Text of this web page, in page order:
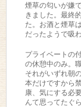
煙草の匂いが嫌
きました。最終
た。お酒と煙草
だったようで吸
プライベートの
の休憩中のみ。
それがいずれ朝
本だけですから
康、気にする必
んて思ってたぐ